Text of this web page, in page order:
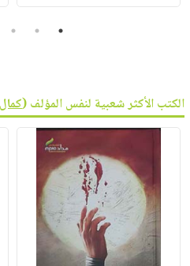
1
2
3
الكتب الأكثر شعبية لنفس المؤلف (